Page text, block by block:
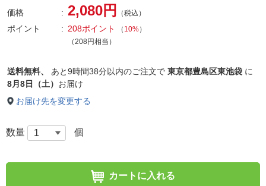
価格 2,080円 （税込）
ポイント 208ポイント （ 10%）
（208円相当）
送料無料、 あと9時間38分以内のご注文で 東京都豊島区東池袋 に
8月8日（土） お届け
お届け先を変更する
数量 個
カートに入れる